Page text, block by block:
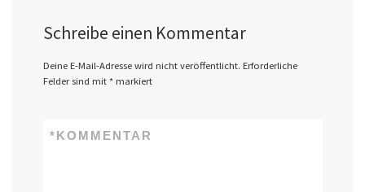
Schreibe einen Kommentar
Deine E-Mail-Adresse wird nicht veröffentlicht. Erforderliche
Felder sind mit *markiert
KOMMENTAR
*